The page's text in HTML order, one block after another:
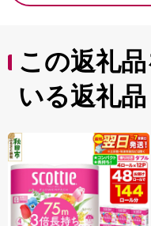
また、日本で最初の「
歴史を感じる町並みと
ら」をはじめとした伝
やきそば」など、さま
この返礼
いる返礼品